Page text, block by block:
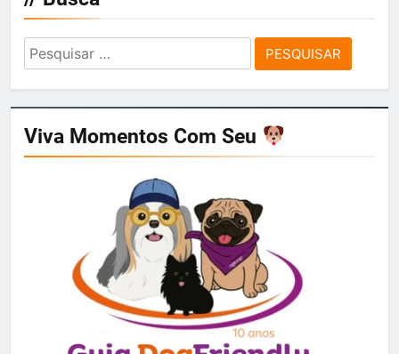
Pesquisar
por:
Viva Momentos Com Seu